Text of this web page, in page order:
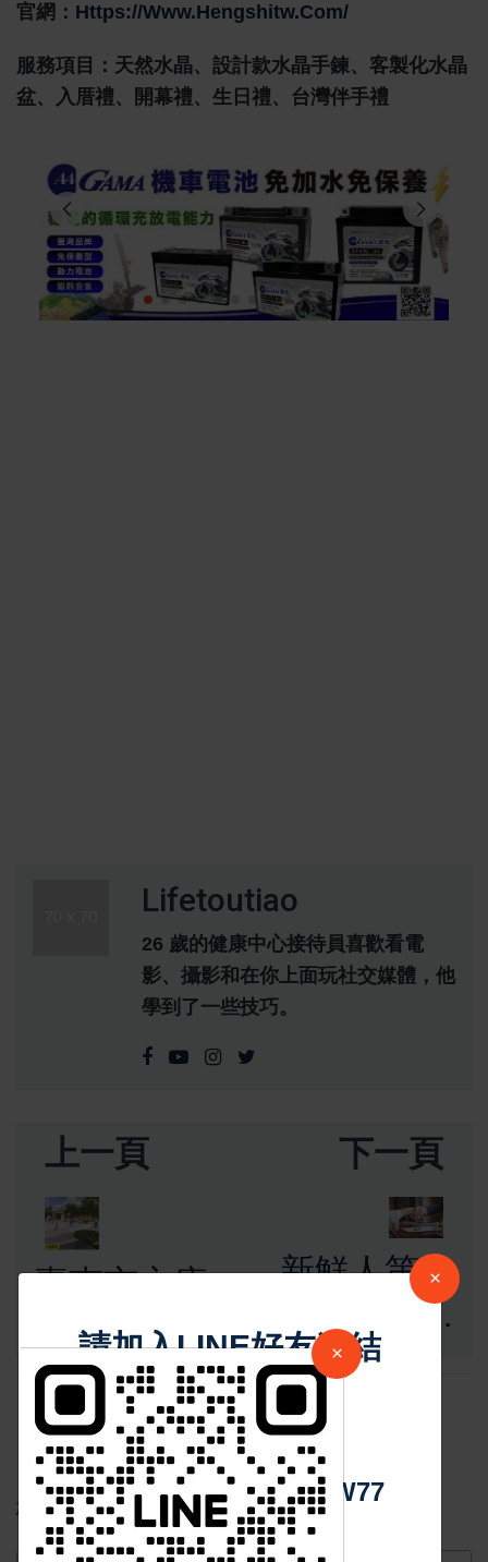
官網： Https://www.hengshitw.com/
服務項目：天然水晶、設計款水晶手鍊、客製化水晶
盆、入厝禮、開幕禮、生日禮、台灣伴手禮
Lifetoutiao
26 歲的健康中心接待員喜歡看電
影、攝影和在你上面玩社交媒體，他
學到了一些技巧。
上一頁
臺南市永康
砲校二期經
貿複合區招
商 促成產
業進駐與城
市永續發展
下一頁
新鮮人第一
張保單怎麼
買 保險達人
破解常見投
回覆
您的Email不會被公開。
×
請加入LINE好友連結
中 華 超 傳 媒
Https://reurl.cc/adqW77
×